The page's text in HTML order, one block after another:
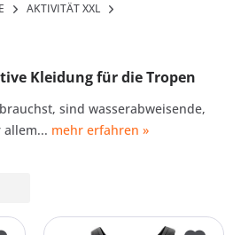
AKTIVITÄT XXL
Kleidung für die Tropen
sind wasserabweisende,
mehr erfahren »